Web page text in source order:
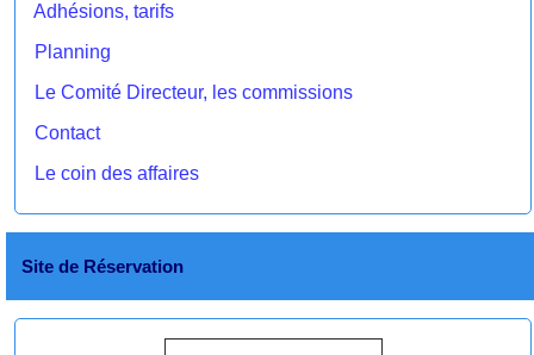
Adhésions, tarifs
Planning
Le Comité Directeur, les commissions
Contact
Le coin des affaires
Site de Réservation